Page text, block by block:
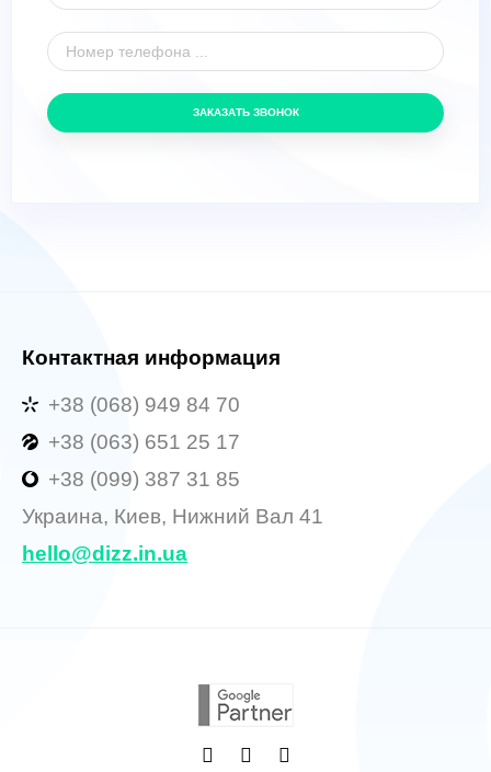
ЗАКАЗАТЬ ЗВОНОК
Контактная информация
+38 (068) 949 84 70
+38 (063) 651 25 17
+38 (099) 387 31 85
Украина, Киев, Нижний Вал 41
hello@dizz.in.ua